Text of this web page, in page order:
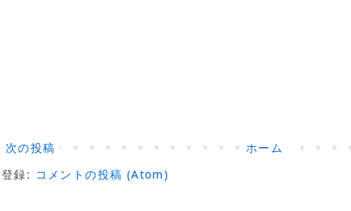
次の投稿
ホーム
登録: コメントの投稿 (Atom)